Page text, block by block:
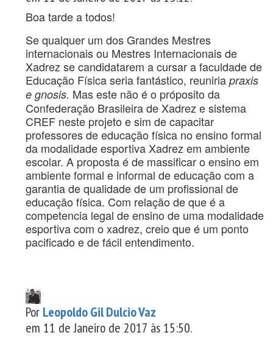
Boa tarde a todos!
Se qualquer um dos Grandes Mestres
internacionais ou Mestres Internacionais de
Xadrez se candidatarem a cursar a faculdade de
Educação Física seria fantástico, reuniria praxis
e gnosis. Mas este não é o próposito da
Confederação Brasileira de Xadrez e sistema
CREF neste projeto e sim de capacitar
professores de educação física no ensino formal
da modalidade esportiva Xadrez em ambiente
escolar. A proposta é de massificar o ensino em
ambiente formal e informal de educação com a
garantia de qualidade de um profissional de
educação física. Com relação de que é a
competencia legal de ensino de uma modalidade
esportiva com o xadrez, creio que é um ponto
pacificado e de fácil entendimento.
Por Leopoldo Gil Dulcio Vaz
em 11 de Janeiro de 2017 às 15:50.